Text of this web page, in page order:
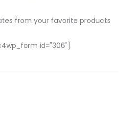
from your favorite products
id="306"]